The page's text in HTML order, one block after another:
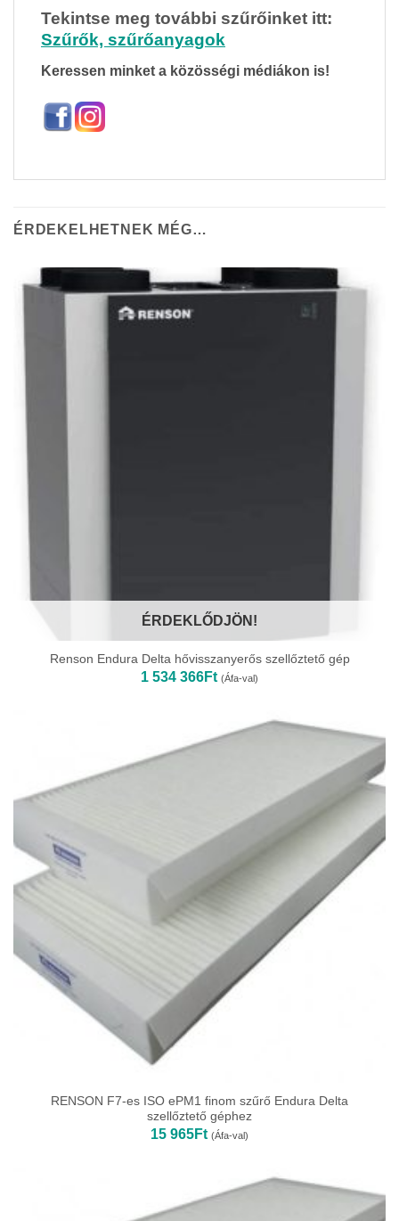
Tekintse meg további szűrőinket itt:
Szűrők, szűrőanyagok
Keressen minket a közösségi médiákon is!
ÉRDEKELHETNEK MÉG…
ÉRDEKLŐDJÖN!
Renson Endura Delta hővisszanyerős szellőztető gép
1 534 366Ft (Áfa-val)
RENSON F7-es ISO ePM1 finom szűrő Endura Delta
szellőztető géphez
15 965Ft (Áfa-val)